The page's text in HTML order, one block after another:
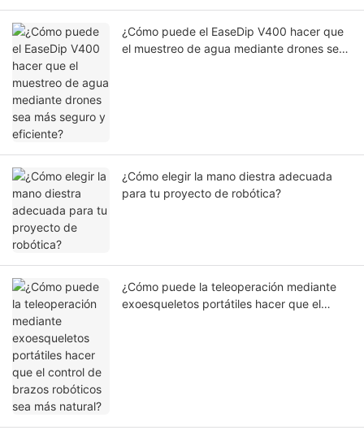
¿Cómo puede el EaseDip V400 hacer que
el muestreo de agua mediante drones sea
¿Cómo elegir la mano diestra adecuada
para tu proyecto de robótica?
¿Cómo puede la teleoperación mediante
exoesqueletos portátiles hacer que el